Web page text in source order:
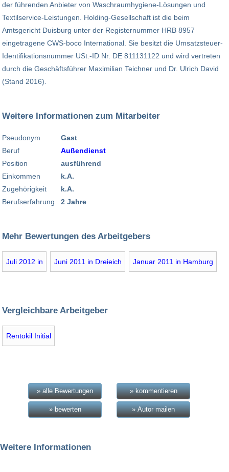
der führenden Anbieter von Waschraumhygiene-Lösungen und
Textilservice-Leistungen. Holding-Gesellschaft ist die beim
Amtsgericht Duisburg unter der Registernummer HRB 8957
eingetragene CWS-boco International. Sie besitzt die Umsatzsteuer-
Identifikationsnummer USt.-ID Nr. DE 811131122 und wird vertreten
durch die Geschäftsführer Maximilian Teichner und Dr. Ulrich David
(Stand 2016).
Weitere Informationen zum Mitarbeiter
Pseudonym
Beruf
Position
Einkommen
Zugehörigkeit
Berufserfahrung
Gast
Außendienst
ausführend
k.A.
k.A.
2 Jahre
Mehr Bewertungen des Arbeitgebers
Juli 2012 in Juni 2011 in Dreieich Januar 2011 in Hamburg
Vergleichbare Arbeitgeber
Rentokil Initial
» alle Bewertungen » kommentieren
» bewerten » Autor mailen
Weitere Informationen